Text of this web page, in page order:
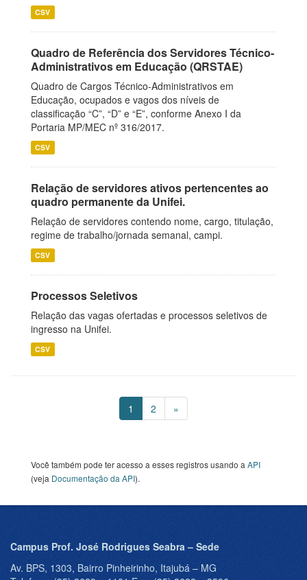
CSV
Quadro de Referência dos Servidores Técnico-
Administrativos em Educação (QRSTAE)
Quadro de Cargos Técnico-Administrativos em
Educação, ocupados e vagos dos níveis de
classificação “C”, “D” e “E”, conforme Anexo I da
Portaria MP/MEC nº 316/2017.
CSV
Relação de servidores ativos pertencentes ao
quadro permanente da Unifei.
Relação de servidores contendo nome, cargo, titulação,
regime de trabalho/jornada semanal, campi.
CSV
Processos Seletivos
Relação das vagas ofertadas e processos seletivos de
ingresso na Unifei.
CSV
1 2 »
Você também pode ter acesso a esses registros usando a API
(veja Documentação da API).
Campus Prof. José Rodrigues Seabra – Sede
Av. BPS, 1303, Bairro Pinheirinho, Itajubá – MG